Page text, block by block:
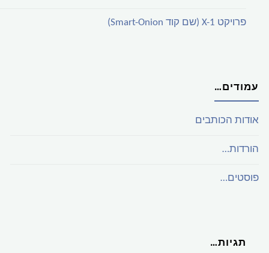
פרויקט X-1 (שם קוד Smart-Onion)
עמודים…
אודות הכותבים
הורדות…
פוסטים…
תגיות…